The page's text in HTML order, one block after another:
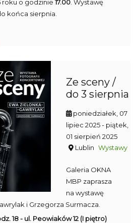
roku o godzinie17.00 . Wystawę
końca sierpnia.
Ze sceny /
do 3 sierpnia
poniedziałek, 07
lipiec 2025- piątek,
01 sierpień 2025
Lublin Wystawy
Galeria OKNA
MBP zaprasza
na wystawę
i Grzegorza Surmacza.
18 - ul. Peowiaków 12 (I piętro)